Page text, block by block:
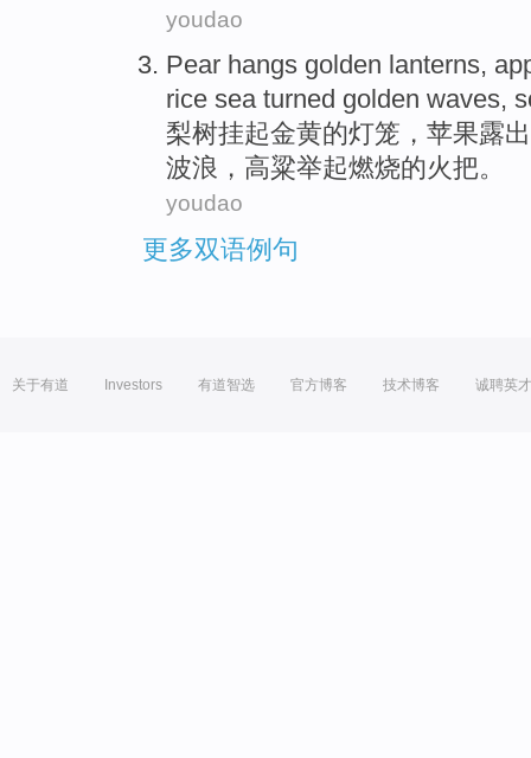
youdao
Pear hangs golden lanterns,
rice sea turned golden waves,
梨树挂起金黄的灯笼 ， 苹果露出
波浪 ， 高粱举起燃烧的火把。
youdao
更多双语例句
关于有道 Investors 有道智选 官方博客 技术博客 诚聘英才